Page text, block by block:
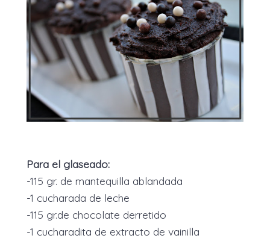
Para el glaseado:
-115 gr. de mantequilla ablandada
-1 cucharada de leche
-115 gr.de chocolate derretido
-1 cucharadita de extracto de vainilla